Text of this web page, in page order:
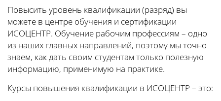
Повысить уровень квалификации (разряд) вы
можете в центре обучения и сертификации
ИСОЦЕНТР. Обучение рабочим профессиям – одно
из наших главных направлений, поэтому мы точно
знаем, как дать своим студентам только полезную
информацию, применимую на практике.
Курсы повышения квалификации в ИСОЦЕНТР – это: